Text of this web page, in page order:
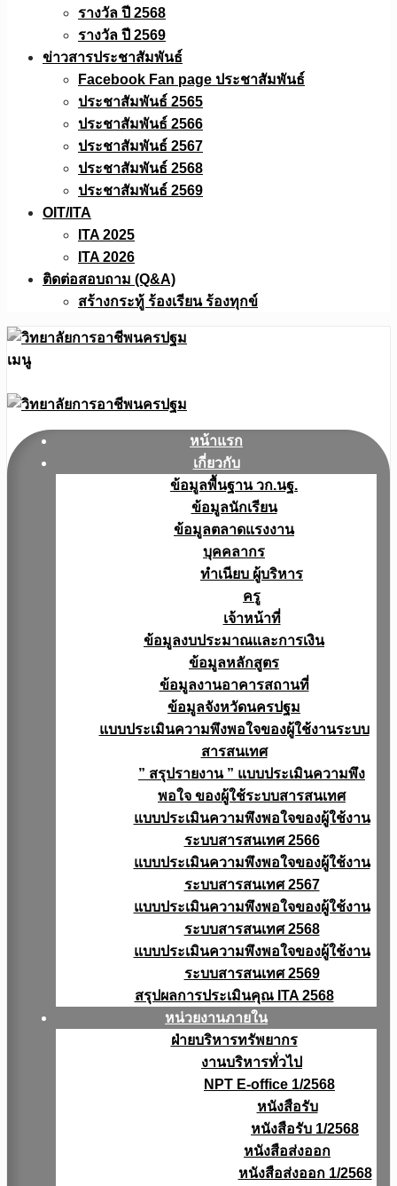
รางวัล ปี 2568
รางวัล ปี 2569
ข่าวสารประชาสัมพันธ์
Facebook Fan page ประชาสัมพันธ์
ประชาสัมพันธ์ 2565
ประชาสัมพันธ์ 2566
ประชาสัมพันธ์ 2567
ประชาสัมพันธ์ 2568
ประชาสัมพันธ์ 2569
OIT/ITA
ITA 2025
ITA 2026
ติดต่อสอบถาม (Q&A)
สร้างกระทู้ ร้องเรียน ร้องทุกข์
เมนู
หน้าแรก
เกี่ยวกับ
ข้อมูลพื้นฐาน วก.นฐ.
ข้อมูลนักเรียน
ข้อมูลตลาดแรงงาน
บุคคลากร
ทำเนียบ ผู้บริหาร
ครู
เจ้าหน้าที่
ข้อมูลงบประมาณเเละการเงิน
ข้อมูลหลักสูตร
ข้อมูลงานอาคารสถานที่
ข้อมูลจังหวัดนครปฐม
แบบประเมินความพึงพอใจของผู้ใช้งานระบบ
สารสนเทศ
” สรุปรายงาน ” แบบประเมินความพึง
พอใจ ของผู้ใช้ระบบสารสนเทศ
แบบประเมินความพึงพอใจของผู้ใช้งาน
ระบบสารสนเทศ 2566
แบบประเมินความพึงพอใจของผู้ใช้งาน
ระบบสารสนเทศ 2567
แบบประเมินความพึงพอใจของผู้ใช้งาน
ระบบสารสนเทศ 2568
แบบประเมินความพึงพอใจของผู้ใช้งาน
ระบบสารสนเทศ 2569
สรุปผลการประเมินคุณ ITA 2568
หน่วยงานภายใน
ฝ่ายบริหารทรัพยากร
งานบริหารทั่วไป
NPT E-office 1/2568
หนังสือรับ
หนังสือรับ 1/2568
หนังสือส่งออก
หนังสือส่งออก 1/2568